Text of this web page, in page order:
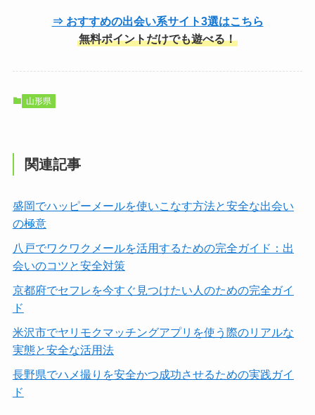
⇒ おすすめの出会い系サイト3選はこちら
無料ポイントだけでも遊べる！
山形県
関連記事
盛岡でハッピーメールを使いこなす方法と安全な出会い
の極意
八戸でワクワクメールを活用するための完全ガイド：出
会いのコツと安全対策
京都府でセフレを今すぐ見つけたい人のための完全ガイ
ド
米沢市でヤリモクマッチングアプリを使う際のリアルな
実態と安全な活用法
長野県でハメ撮りを安全かつ成功させるための実践ガイ
ド